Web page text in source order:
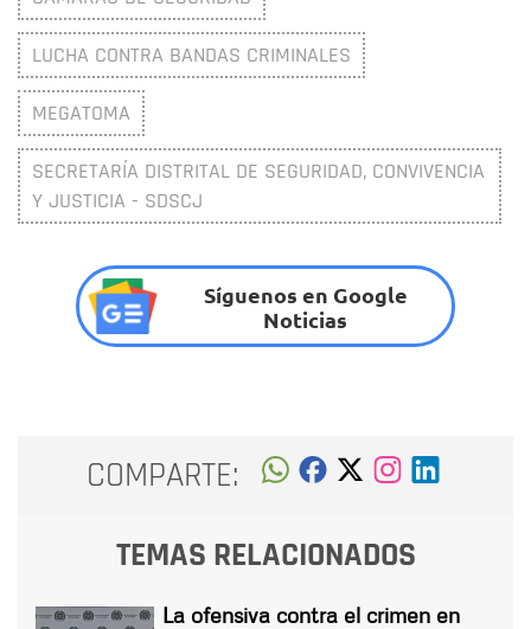
LUCHA CONTRA BANDAS CRIMINALES
MEGATOMA
SECRETARÍA DISTRITAL DE SEGURIDAD, CONVIVENCIA
Y JUSTICIA - SDSCJ
Síguenos en Google
Noticias
COMPARTE:
TEMAS RELACIONADOS
La ofensiva contra el crimen en